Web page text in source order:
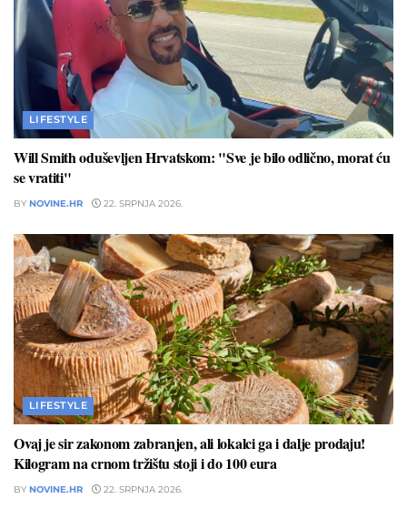
LIFESTYLE
Will Smith oduševljen Hrvatskom: "Sve je bilo odlično, morat ću
se vratiti"
BY NOVINE.HR 22. SRPNJA 2026.
LIFESTYLE
Ovaj je sir zakonom zabranjen, ali lokalci ga i dalje prodaju!
Kilogram na crnom tržištu stoji i do 100 eura
BY NOVINE.HR 22. SRPNJA 2026.